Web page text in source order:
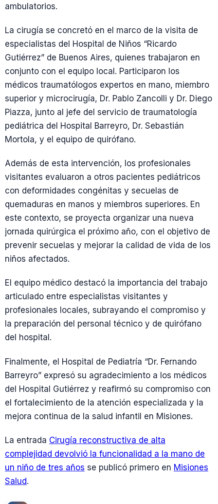
ambulatorios.
La cirugía se concretó en el marco de la visita de
especialistas del Hospital de Niños “Ricardo
Gutiérrez” de Buenos Aires, quienes trabajaron en
conjunto con el equipo local. Participaron los
médicos traumatólogos expertos en mano, miembro
superior y microcirugía, Dr. Pablo Zancolli y Dr. Diego
Piazza, junto al jefe del servicio de traumatología
pediátrica del Hospital Barreyro, Dr. Sebastián
Mortola, y el equipo de quirófano.
Además de esta intervención, los profesionales
visitantes evaluaron a otros pacientes pediátricos
con deformidades congénitas y secuelas de
quemaduras en manos y miembros superiores. En
este contexto, se proyecta organizar una nueva
jornada quirúrgica el próximo año, con el objetivo de
prevenir secuelas y mejorar la calidad de vida de los
niños afectados.
El equipo médico destacó la importancia del trabajo
articulado entre especialistas visitantes y
profesionales locales, subrayando el compromiso y
la preparación del personal técnico y de quirófano
del hospital.
Finalmente, el Hospital de Pediatría “Dr. Fernando
Barreyro” expresó su agradecimiento a los médicos
del Hospital Gutiérrez y reafirmó su compromiso con
el fortalecimiento de la atención especializada y la
mejora continua de la salud infantil en Misiones.
La entrada Cirugía reconstructiva de alta
complejidad devolvió la funcionalidad a la mano de
un niño de tres años se publicó primero en Misiones
Salud.